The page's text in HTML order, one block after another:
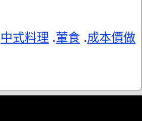
中式料理 .葷食 .成本價做